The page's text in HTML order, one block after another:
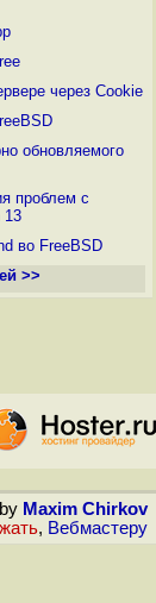
через Cookie
обновляемого
проблем с
13
во FreeBSD
>>
Maxim Chirkov
, Вебмастеру